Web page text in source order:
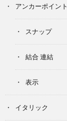
アンカーポイント
スナップ
結合 連結
表示
イタリック